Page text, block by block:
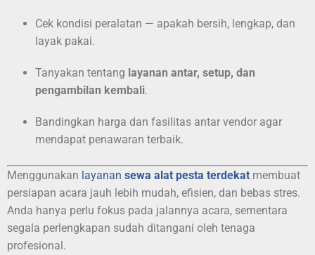
Cek kondisi peralatan — apakah bersih, lengkap, dan
layak pakai.
Tanyakan tentang layanan antar, setup, dan
pengambilan kembali.
Bandingkan harga dan fasilitas antar vendor agar
mendapat penawaran terbaik.
Menggunakan layanan sewa alat pesta terdekat membuat
persiapan acara jauh lebih mudah, efisien, dan bebas stres.
Anda hanya perlu fokus pada jalannya acara, sementara
segala perlengkapan sudah ditangani oleh tenaga
profesional.